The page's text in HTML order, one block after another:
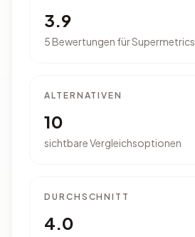
3.9
5 Bewertungen für Supermetrics
ALTERNATIVEN
10
sichtbare Vergleichsoptionen
DURCHSCHNITT
4.0